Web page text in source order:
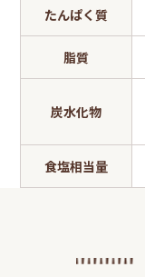
たんぱく質
脂質
炭水化物
食塩相当量